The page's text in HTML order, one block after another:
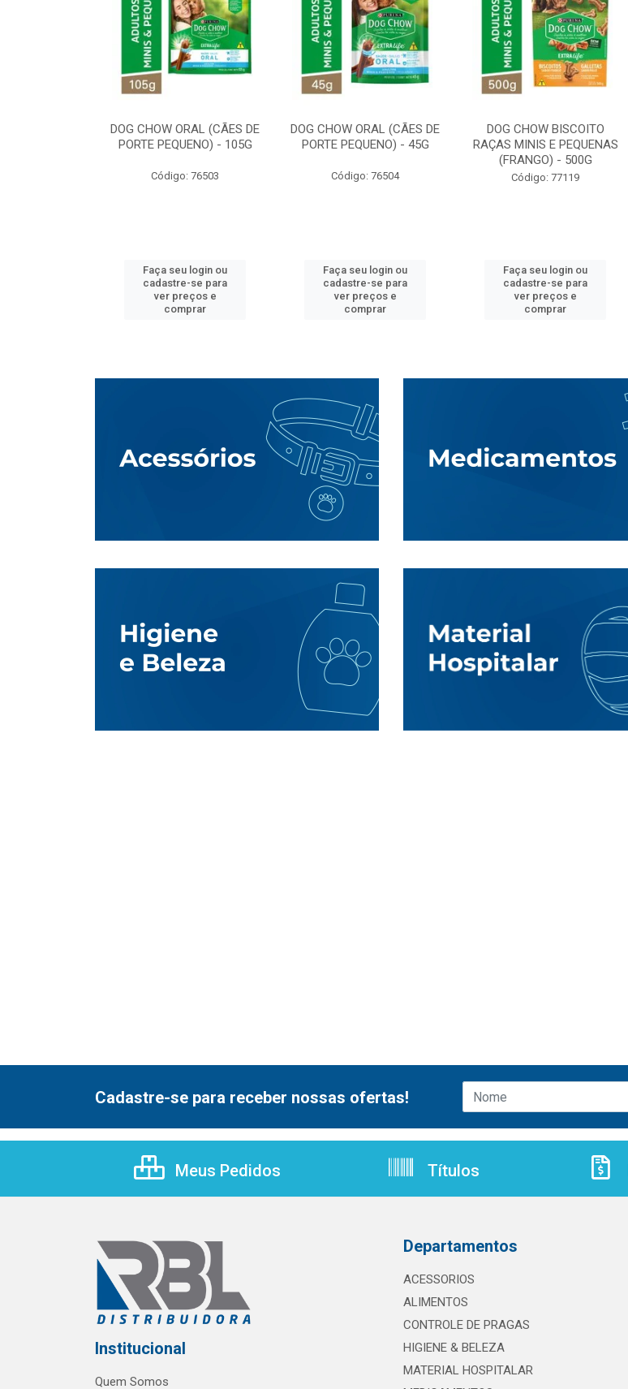
DOG CHOW ORAL (CÃES DE
PORTE PEQUENO) - 105G
Código: 76503
Faça seu login ou
cadastre-se para
ver preços e
comprar
DOG CHOW ORAL (CÃES DE
PORTE PEQUENO) - 45G
Código: 76504
Faça seu login ou
cadastre-se para
ver preços e
comprar
DOG CHOW BISCOITO
RAÇAS MINIS E PEQUENAS
(FRANGO) - 500G
Código: 77119
Faça seu login ou
cadastre-se para
ver preços e
comprar
Cadastre-se para receber nossas ofertas!
Meus Pedidos Títulos
Institucional
Quem Somos
Departamentos
ACESSORIOS
ALIMENTOS
CONTROLE DE PRAGAS
HIGIENE & BELEZA
MATERIAL HOSPITALAR